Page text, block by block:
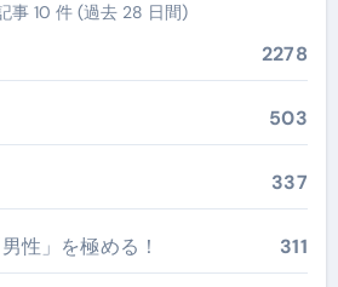
事 10 件 (過去 28 日間)
2278
503
337
性」を極める！ 311